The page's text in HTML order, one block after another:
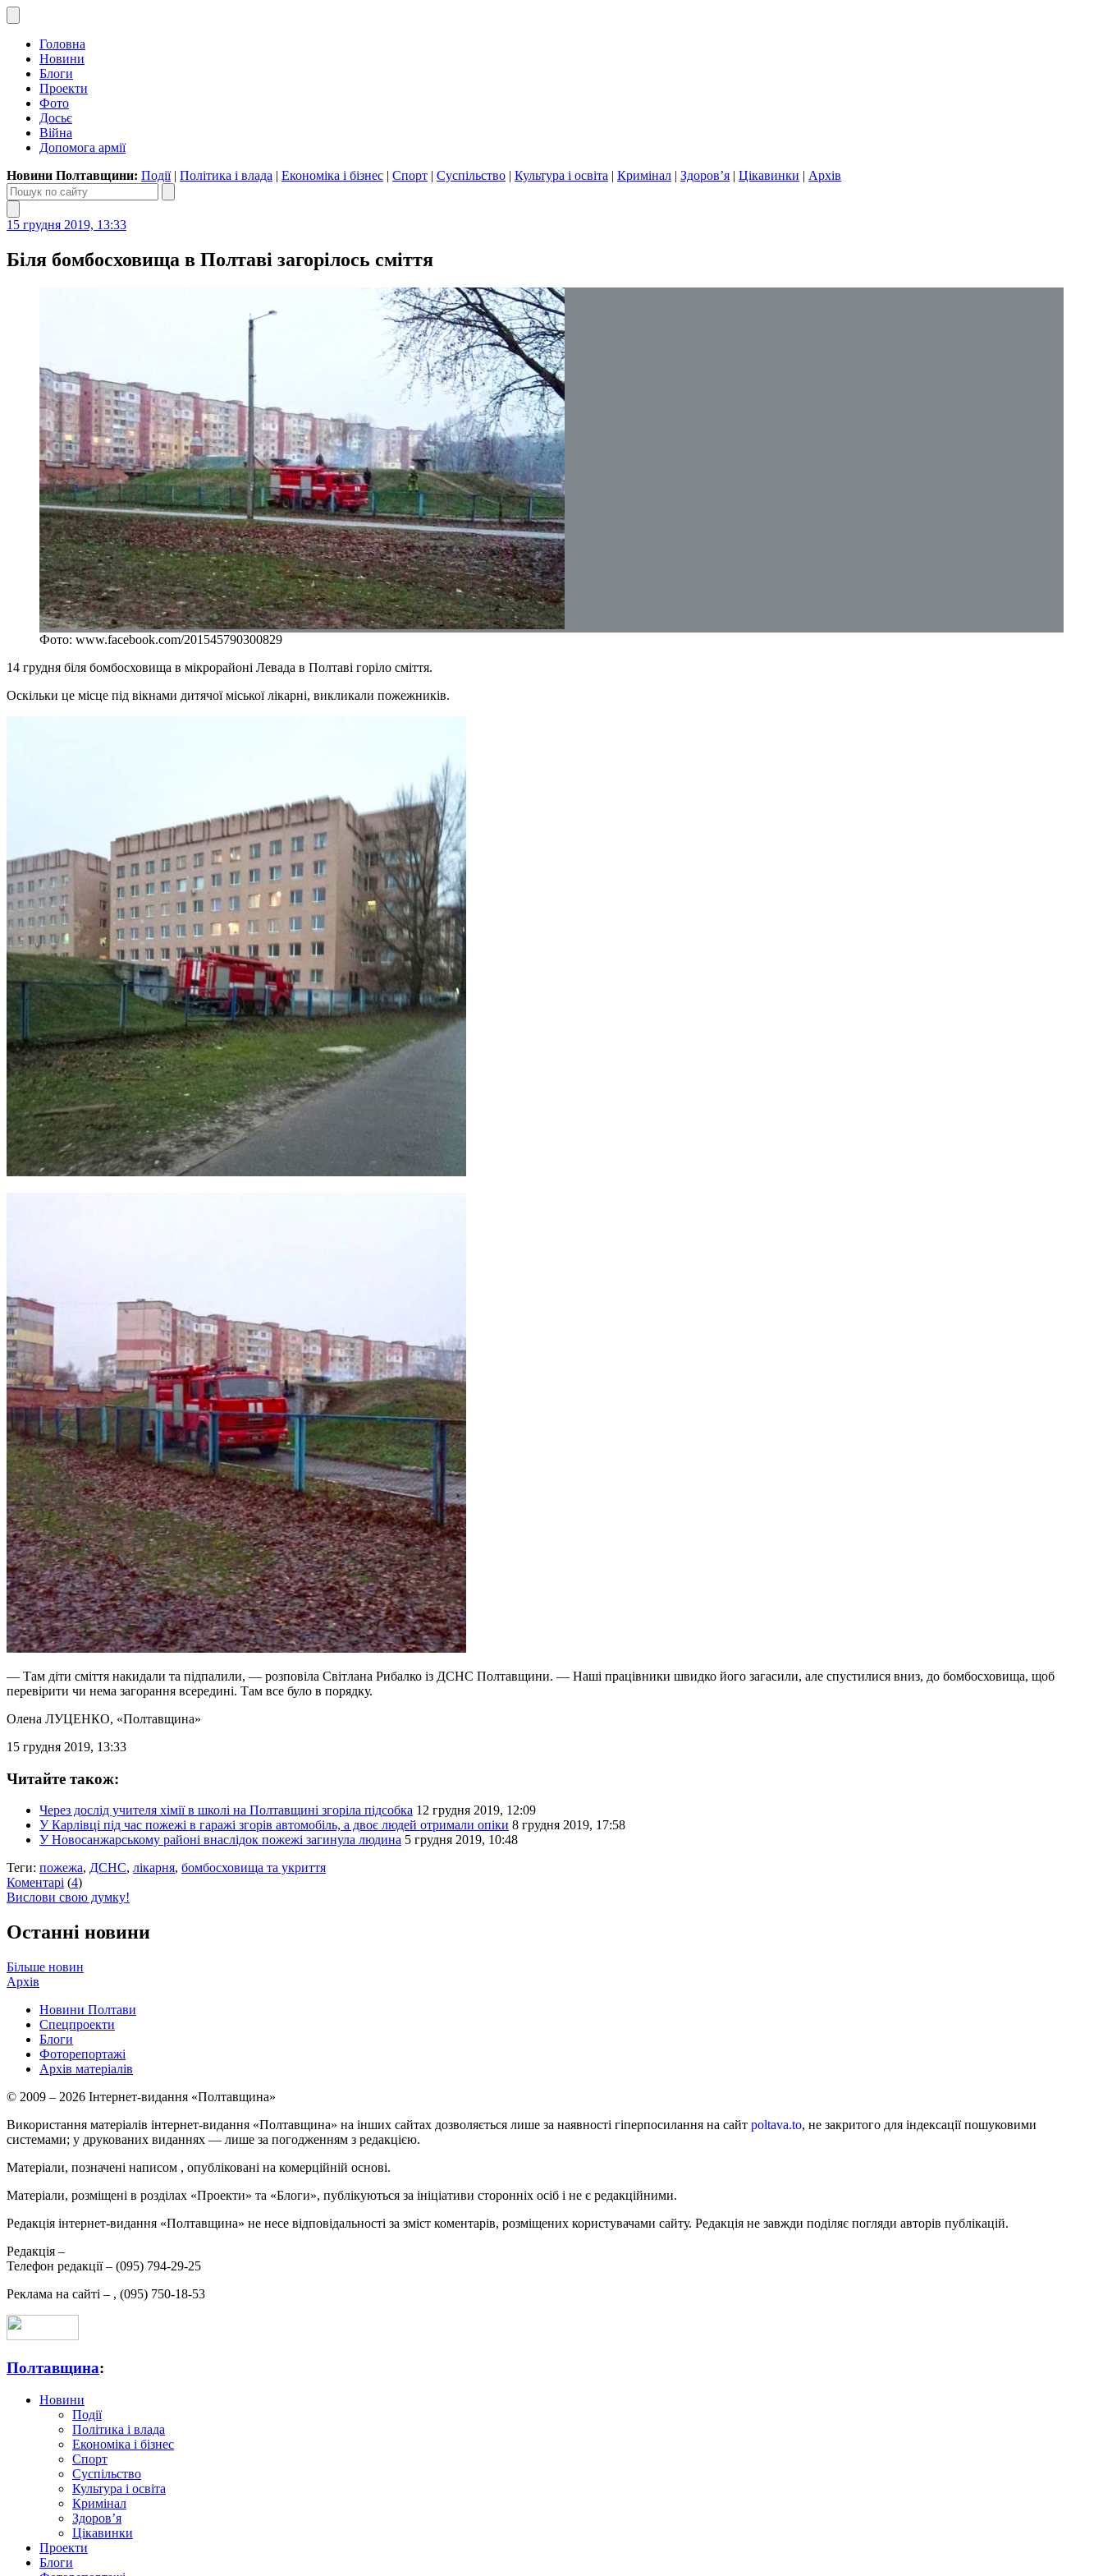
Головна
Новини
Блоги
Проекти
Фото
Досьє
Війна
Допомога армії
Новини Полтавщини: Події| Політика і влада | Економіка і бізнес | Спорт | Суспільство | Культура і освіта | Кримінал | Здоров’я | Цікавинки | Архів
15 грудня 2019, 13:33
Біля бомбосховища в Полтаві загорілось сміття
Фото: www.facebook.com/201545790300829
14 грудня біля бомбосховища в мікрорайоні Левада в Полтаві горіло сміття.
Оскільки це місце під вікнами дитячої міської лікарні, викликали пожежників.
— Там діти сміття накидали та підпалили, — розповіла Світлана Рибалко із ДСНС Полтавщини. — Наші працівники швидко його загасили, але спустилися вниз, до бомбосховища, щоб
перевірити чи нема загорання всередині. Там все було в порядку.
Олена ЛУЦЕНКО, «Полтавщина»
15 грудня 2019, 13:33
Читайте також:
Через дослід учителя хімії в школі на Полтавщині згоріла підсобка 12 грудня 2019, 12:09
У Карлівці під час пожежі в гаражі згорів автомобіль, а двоє людей отримали опіки 8 грудня 2019, 17:58
У Новосанжарському районі внаслідок пожежі загинула людина 5 грудня 2019, 10:48
Теги: пожежа, ДСНС, лікарня, бомбосховища та укриття
Коментарі (4)
Вислови свою думку!
Останні новини
Більше новин
Архів
Новини Полтави
Спецпроекти
Блоги
Фоторепортажі
Архів матеріалів
© 2009 – 2026 Інтернет-видання «Полтавщина»
Використання матеріалів інтернет-видання «Полтавщина» на інших сайтах дозволяється лише за наявності гіперпосилання на сайт poltava.to, не закритого для індексації пошуковими
системами; у друкованих виданнях — лише за погодженням з редакцією.
Матеріали, позначені написом , опубліковані на комерційній основі.
Матеріали, розміщені в розділах «Проекти» та «Блоги», публікуються за ініціативи сторонніх осіб і не є редакційними.
Редакція інтернет-видання «Полтавщина» не несе відповідальності за зміст коментарів, розміщених користувачами сайту. Редакція не завжди поділяє погляди авторів публікацій.
Редакція –
Телефон редакції – (095) 794-29-25
Реклама на сайті – , (095) 750-18-53
Полтавщина:
Новини
Події
Політика і влада
Економіка і бізнес
Спорт
Суспільство
Культура і освіта
Кримінал
Здоров’я
Цікавинки
Проекти
Блоги